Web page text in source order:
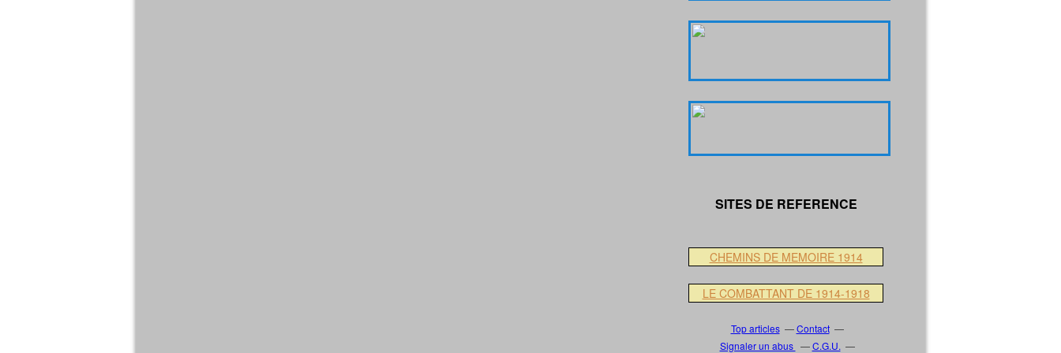
SITES DE REFERENCE
CHEMINS DE MEMOIRE 1914
LE COMBATTANT DE 1914-1918
Top articles
Contact
Signaler un abus
C.G.U.